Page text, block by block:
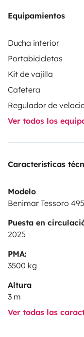
Equipamientos
Ducha interior
Portabicicletas
Kit de vajilla
Cafetera
Regulador de
Ver todos los
Características
Modelo
Benimar Tessoro
Puesta en
2025
PMA:
3500 kg
Altura
3 m
Ver todas las